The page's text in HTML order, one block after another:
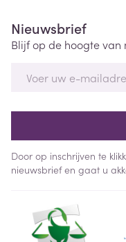
Nieuwsbrief
Blijf op de hoogte
Door op inschrijven te
nieuwsbrief en gaat u